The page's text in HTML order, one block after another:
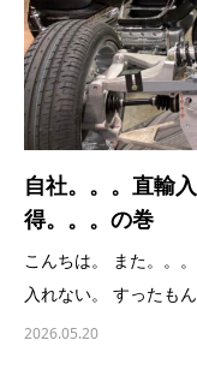
自社。。。直輸
得。。。の巻
こんちは。 また。。
入れない。 すったも
2026.05.20